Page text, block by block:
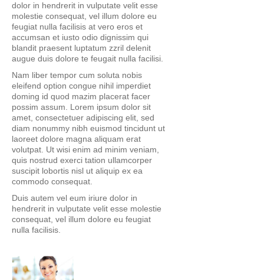
dolor in hendrerit in vulputate velit esse
molestie consequat, vel illum dolore eu
feugiat nulla facilisis at vero eros et
accumsan et iusto odio dignissim qui
blandit praesent luptatum zzril delenit
augue duis dolore te feugait nulla facilisi.
Nam liber tempor cum soluta nobis
eleifend option congue nihil imperdiet
doming id quod mazim placerat facer
possim assum. Lorem ipsum dolor sit
amet, consectetuer adipiscing elit, sed
diam nonummy nibh euismod tincidunt ut
laoreet dolore magna aliquam erat
volutpat. Ut wisi enim ad minim veniam,
quis nostrud exerci tation ullamcorper
suscipit lobortis nisl ut aliquip ex ea
commodo consequat.
Duis autem vel eum iriure dolor in
hendrerit in vulputate velit esse molestie
consequat, vel illum dolore eu feugiat
nulla facilisis.